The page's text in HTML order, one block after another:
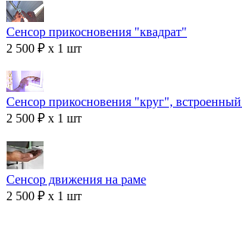
Сенсор прикосновения "квадрат"
2 500 ₽ x 1 шт
Сенсор прикосновения "круг",
2 500 ₽ x 1 шт
Сенсор движения на раме
2 500 ₽ x 1 шт